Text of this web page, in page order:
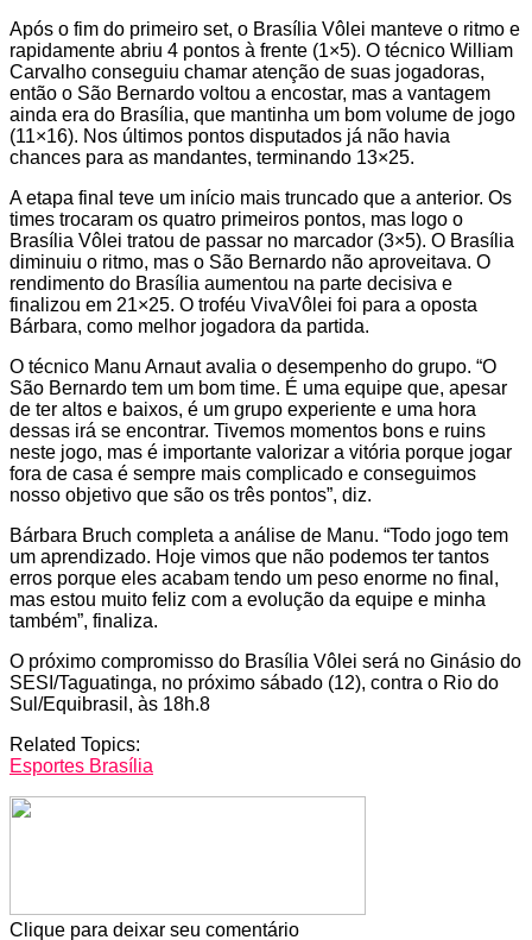
Após o fim do primeiro set, o Brasília Vôlei manteve o ritmo e
rapidamente abriu 4 pontos à frente (1×5). O técnico William
Carvalho conseguiu chamar atenção de suas jogadoras,
então o São Bernardo voltou a encostar, mas a vantagem
ainda era do Brasília, que mantinha um bom volume de jogo
(11×16). Nos últimos pontos disputados já não havia
chances para as mandantes, terminando 13×25.
A etapa final teve um início mais truncado que a anterior. Os
times trocaram os quatro primeiros pontos, mas logo o
Brasília Vôlei tratou de passar no marcador (3×5). O Brasília
diminuiu o ritmo, mas o São Bernardo não aproveitava. O
rendimento do Brasília aumentou na parte decisiva e
finalizou em 21×25. O troféu VivaVôlei foi para a oposta
Bárbara, como melhor jogadora da partida.
O técnico Manu Arnaut avalia o desempenho do grupo. “O
São Bernardo tem um bom time. É uma equipe que, apesar
de ter altos e baixos, é um grupo experiente e uma hora
dessas irá se encontrar. Tivemos momentos bons e ruins
neste jogo, mas é importante valorizar a vitória porque jogar
fora de casa é sempre mais complicado e conseguimos
nosso objetivo que são os três pontos”, diz.
Bárbara Bruch completa a análise de Manu. “Todo jogo tem
um aprendizado. Hoje vimos que não podemos ter tantos
erros porque eles acabam tendo um peso enorme no final,
mas estou muito feliz com a evolução da equipe e minha
também”, finaliza.
O próximo compromisso do Brasília Vôlei será no Ginásio do
SESI/Taguatinga, no próximo sábado (12), contra o Rio do
Sul/Equibrasil, às 18h.8
Related Topics:
Esportes Brasília
Clique para deixar seu comentário